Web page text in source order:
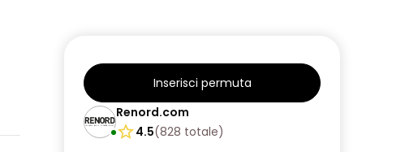
Inserisci permuta
Renord.com
4.5(828 totale)